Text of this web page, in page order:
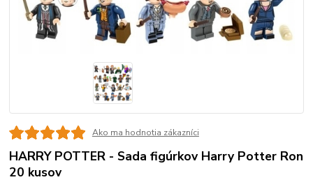
Ako ma hodnotia zákazníci
HARRY POTTER - Sada figúrkov Harry Potter Ron
20 kusov